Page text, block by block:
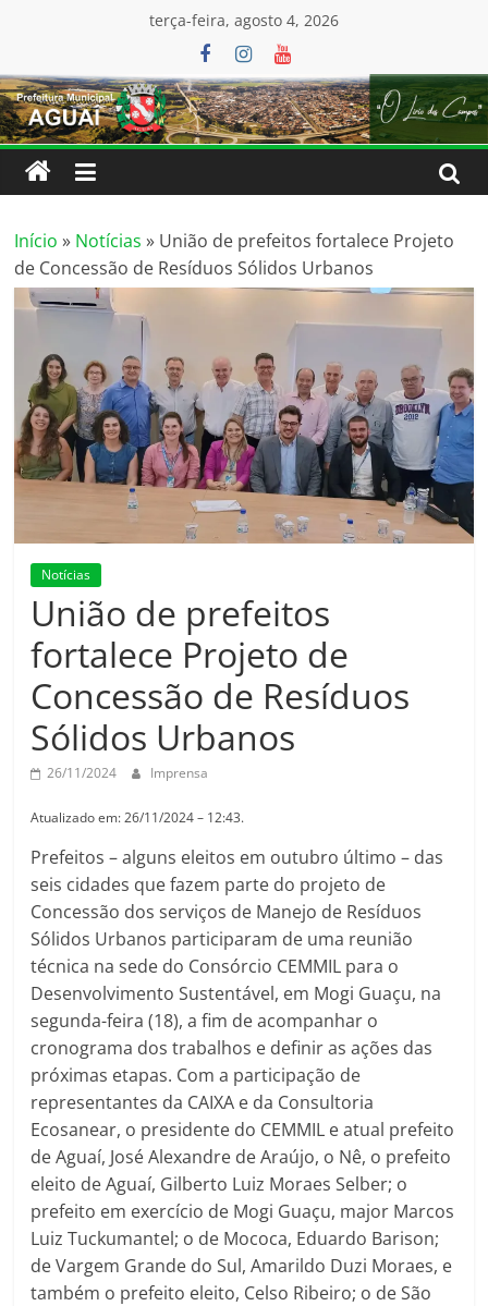
conteúdo
terça-feira, agosto 4, 2026
Início » Notícias » União de prefeitos fortalece Projeto
de Concessão de Resíduos Sólidos Urbanos
Notícias
União de prefeitos
fortalece Projeto de
Concessão de Resíduos
Sólidos Urbanos
26/11/2024 Imprensa
Atualizado em: 26/11/2024 – 12:43.
Prefeitos – alguns eleitos em outubro último – das
seis cidades que fazem parte do projeto de
Concessão dos serviços de Manejo de Resíduos
Sólidos Urbanos participaram de uma reunião
técnica na sede do Consórcio CEMMIL para o
Desenvolvimento Sustentável, em Mogi Guaçu, na
segunda-feira (18), a fim de acompanhar o
cronograma dos trabalhos e definir as ações das
próximas etapas. Com a participação de
representantes da CAIXA e da Consultoria
Ecosanear, o presidente do CEMMIL e atual prefeito
de Aguaí, José Alexandre de Araújo, o Nê, o prefeito
eleito de Aguaí, Gilberto Luiz Moraes Selber; o
prefeito em exercício de Mogi Guaçu, major Marcos
Luiz Tuckumantel; o de Mococa, Eduardo Barison;
de Vargem Grande do Sul, Amarildo Duzi Moraes, e
também o prefeito eleito, Celso Ribeiro; o de São